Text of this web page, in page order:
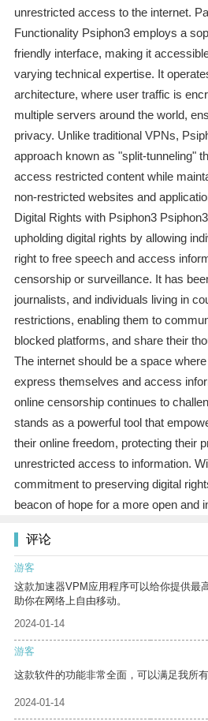
unrestricted access to the internet.
Functionality Psiphon3 employs a
friendly interface, making it
varying technical expertise. It
architecture, where user traffic is
multiple servers around the world,
privacy. Unlike traditional VPNs,
approach known as "split-tunneling"
access restricted content while
non-restricted websites and
Digital Rights with Psiphon3
upholding digital rights by allowing
right to free speech and access
censorship or surveillance. It has
journalists, and individuals living in
restrictions, enabling them to
blocked platforms, and share their
The internet should be a space
express themselves and access
online censorship continues to
stands as a powerful tool that
their online freedom, protecting their
unrestricted access to information.
commitment to preserving digital
beacon of hope for a more open and
评论
游客
这款加速器VPM应用程序可以给你提供最
助你在网络上自由移动。
2024-01-14
游客
这款软件的功能非常全面，可以满足我所有
2024-01-14